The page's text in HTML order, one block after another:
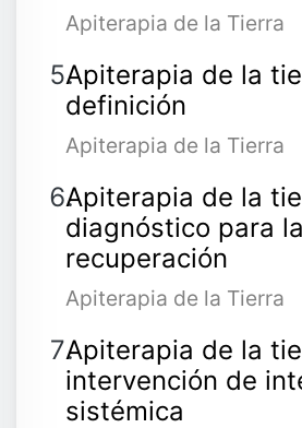
Apiterapia de la Tierra
Apiterapia de la
definición
Apiterapia de la Tierra
Apiterapia de la
diagnóstico para la
recuperación
Apiterapia de la Tierra
Apiterapia de la
intervención de
sistémica